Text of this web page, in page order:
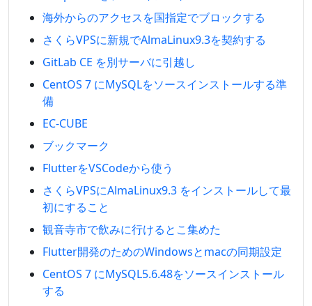
海外からのアクセスを国指定でブロックする
さくらVPSに新規でAlmaLinux9.3を契約する
GitLab CE を別サーバに引越し
CentOS 7 にMySQLをソースインストールする準
備
EC-CUBE
ブックマーク
FlutterをVSCodeから使う
さくらVPSにAlmaLinux9.3 をインストールして最
初にすること
観音寺市で飲みに行けるとこ集めた
Flutter開発のためのWindowsとmacの同期設定
CentOS 7 にMySQL5.6.48をソースインストール
する